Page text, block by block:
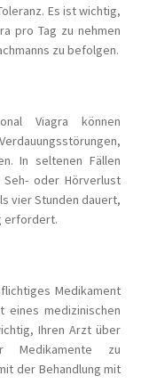
Es ist wichtig,
pro Tag zu nehmen
zu befolgen.
Viagra können
In seltenen Fällen
oder Hörverlust
vier Stunden dauert,
erfordert.
Medikament
eines medizinischen
Ihren Arzt über
Medikamente zu
der Behandlung mit